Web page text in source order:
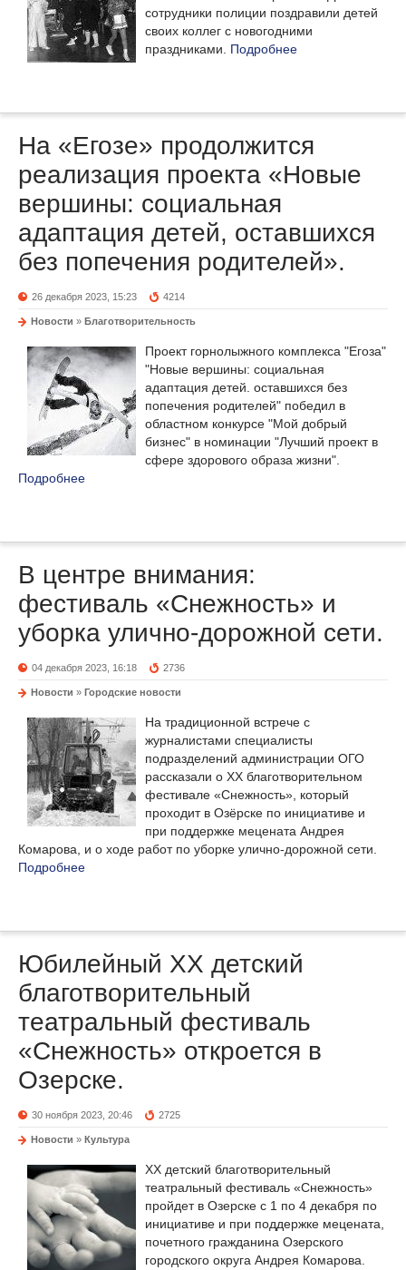
сотрудники полиции поздравили детей
своих коллег с новогодними
праздниками. Подробнее
На «Егозе» продолжится
реализация проекта «Новые
вершины: социальная
адаптация детей, оставшихся
без попечения родителей».
26 декабря 2023, 15:23 4214
Новости » Благотворительность
Проект горнолыжного комплекса "Егоза"
"Новые вершины: социальная
адаптация детей. оставшихся без
попечения родителей" победил в
областном конкурсе "Мой добрый
бизнес" в номинации "Лучший проект в
сфере здорового образа жизни".
Подробнее
В центре внимания:
фестиваль «Снежность» и
уборка улично-дорожной сети.
04 декабря 2023, 16:18 2736
Новости » Городские новости
На традиционной встрече с
журналистами специалисты
подразделений администрации ОГО
рассказали о XX благотворительном
фестивале «Снежность», который
проходит в Озёрске по инициативе и
при поддержке мецената Андрея
Комарова, и о ходе работ по уборке улично-дорожной сети.
Подробнее
Юбилейный ХХ детский
благотворительный
театральный фестиваль
«Снежность» откроется в
Озерске.
30 ноября 2023, 20:46 2725
Новости » Культура
ХХ детский благотворительный
театральный фестиваль «Снежность»
пройдет в Озерске с 1 по 4 декабря по
инициативе и при поддержке мецената,
почетного гражданина Озерского
городского округа Андрея Комарова.